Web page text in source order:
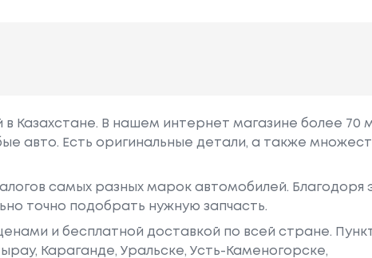
Казахстане. В нашем интернет магазине более 70
авто. Есть оригинальные детали, а также
самых разных марок автомобилей. Благодоря
точно подобрать нужную запчасть.
и бесплатной доставкой по всей стране.
Караганде, Уральске, Усть-Каменогорске,